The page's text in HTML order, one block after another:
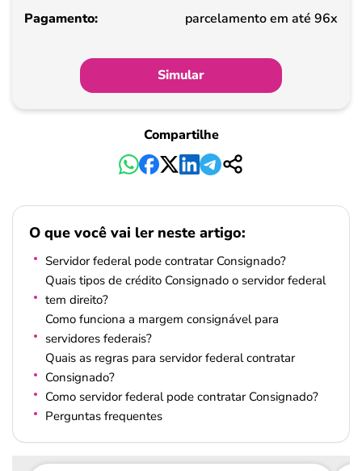
Pagamento
parcelamento em até 96x
Simular
Compartilhe
O que você vai ler neste artigo:
Servidor federal pode contratar Consignado?
Quais tipos de crédito Consignado o servidor federal
tem direito?
Como funciona a margem consignável para
servidores federais?
Quais as regras para servidor federal contratar
Consignado?
Como servidor federal pode contratar Consignado?
Perguntas frequentes